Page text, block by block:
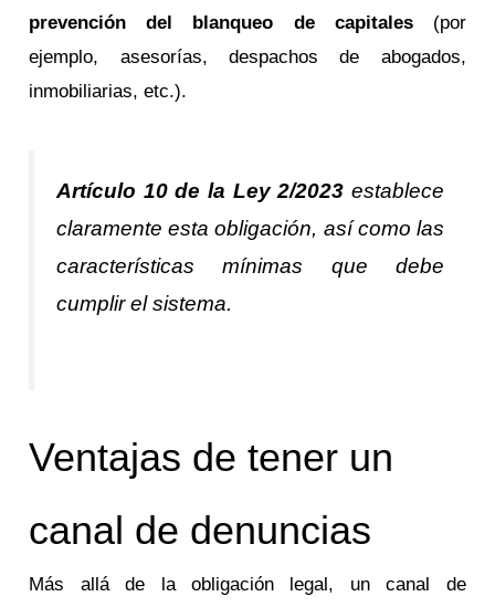
prevención del blanqueo de capitales(por
ejemplo, asesorías, despachos de abogados,
inmobiliarias, etc.).
Artículo 10 de la Ley 2/2023 establece
claramente esta obligación, así como las
características mínimas que debe
cumplir el sistema.
Ventajas de tener un
canal de denuncias
Más allá de la obligación legal, un canal de